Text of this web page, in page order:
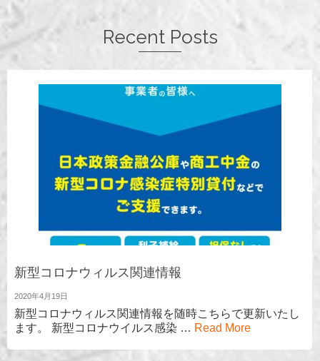
Recent Posts
新型コロナウィルス関連情報
2020年4月19日
新型コロナウィルス関連情報を随時こちらで更新いたし
ます。 新型コロナウイルス感染 … Read More